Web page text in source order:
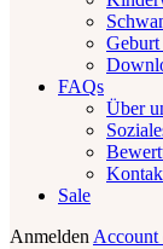
FAQs
Über
Sale
Anmelden Account